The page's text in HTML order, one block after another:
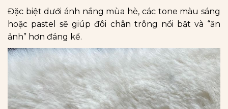
Đặc biệt dưới ánh nắng mùa hè, các tone màu sáng
hoặc pastel sẽ giúp đôi chân trông nổi bật và “ăn
ảnh” hơn đáng kể.